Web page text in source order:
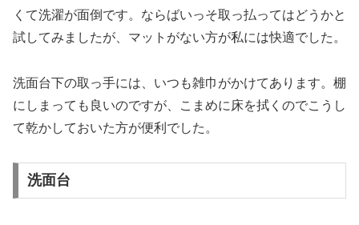
くて洗濯が面倒です。ならばいっそ取っ払ってはどうかと
試してみましたが、マットがない方が私には快適でした。
洗面台下の取っ手には、いつも雑巾がかけてあります。棚
にしまっても良いのですが、こまめに床を拭くのでこうし
て乾かしておいた方が便利でした。
洗面台